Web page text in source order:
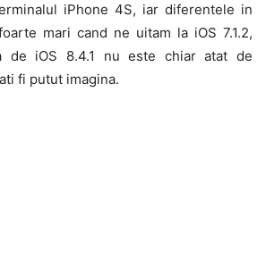
iPhone 4S, iar diferentele in
mari cand ne uitam la iOS 7.1.2,
de iOS 8.4.1 nu este chiar atat de
fi putut imagina.